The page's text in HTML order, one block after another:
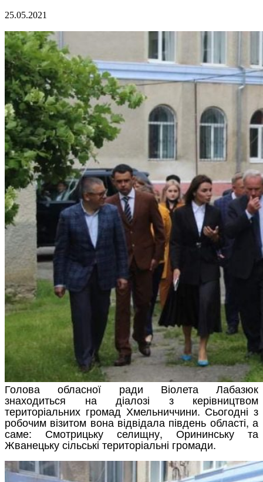
25.05.2021
Голова обласної ради Віолета Лабазюк
знаходиться на діалозі з керівництвом
територіальних громад Хмельниччини. Сьогодні з
робочим візитом вона відвідала південь області, а
саме: Смотрицьку селищну, Орининську та
Жванецьку сільські територіальні громади.